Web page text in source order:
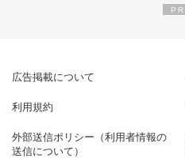
広告掲載について
利用規約
外部送信ポリシー（利用者情報の
送信について）